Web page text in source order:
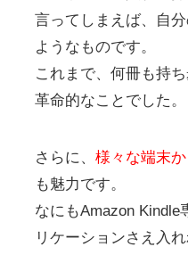
言ってしまえば、自
ようなものです。
これまで、何冊も持
革命的なことでした。
さらに、 様々な端末
も魅力です。
なにもAmazon Kindle
リケーションさえ入れ